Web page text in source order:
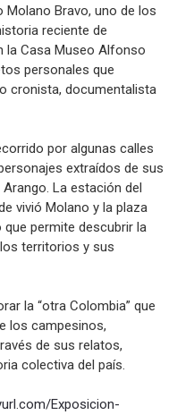
Bravo, uno de los
reciente de
la Casa Museo Alfonso
personales que
cronista, documentalista
por algunas calles
extraídos de sus
La estación del
vivió Molano y la plaza
permite descubrir la
territorios y sus
la “otra Colombia” que
los campesinos,
de sus relatos,
colectiva del país.
Exposicion-